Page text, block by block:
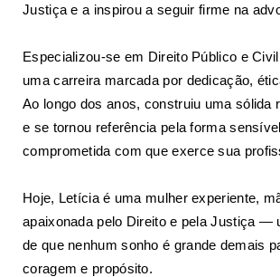
Justiça e a inspirou a seguir firme na
Especializou-se em Direito Público e
uma carreira marcada por dedicação,
Ao longo dos anos, construiu uma sólida
e se tornou referência pela forma
comprometida com que exerce sua
Hoje, Letícia é uma mulher experiente,
apaixonada pelo Direito e pela Justiça —
de que nenhum sonho é grande demais
coragem e propósito.